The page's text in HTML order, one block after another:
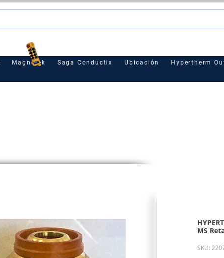
Magnetek Saga Conductix Ubicación Hypertherm
MS
SKU: